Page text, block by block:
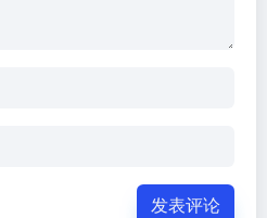
发表评论